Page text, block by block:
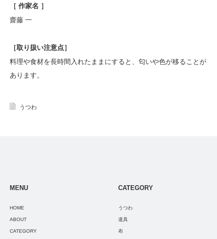
［ 作家名 ］
齋藤 一
［取り扱い注意点］
料理や食材を長時間入れたままにすると、匂いや色が移ることが
あります。
うつわ
MENU
HOME
ABOUT
CATEGORY
CATEGORY
うつわ
道具
布